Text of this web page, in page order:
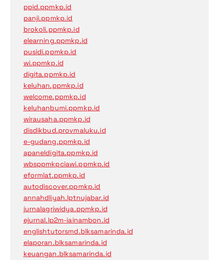
ppid.ppmkp.id
panji.ppmkp.id
brokoli.ppmkp.id
elearning.ppmkp.id
pusidi.ppmkp.id
wi.ppmkp.id
digita.ppmkp.id
keluhan.ppmkp.id
welcome.ppmkp.id
keluhanbumi.ppmkp.id
wirausaha.ppmkp.id
disdikbud.provmaluku.id
e-gudang.ppmkp.id
apaneldigita.ppmkp.id
wbsppmkpciawi.ppmkp.id
eformlat.ppmkp.id
autodiscover.ppmkp.id
annahdliyah.lptnujabar.id
jurnalagriwidya.ppmkp.id
ejurnal.lp2m-iainambon.id
englishtutorsmd.blksamarinda.id
elaporan.blksamarinda.id
keuangan.blksamarinda.id